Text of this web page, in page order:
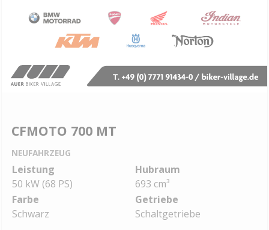
CFMOTO 700 MT
NEUFAHRZEUG
Leistung
50 kW (68 PS)
Hubraum
693 cm³
Farbe
Schwarz
Getriebe
Schaltgetriebe